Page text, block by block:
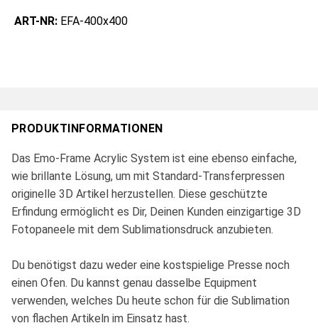
ART-NR: EFA-400x400
PRODUKTINFORMATIONEN
Das Emo-Frame Acrylic System ist eine ebenso einfache,
wie brillante Lösung, um mit Standard-Transferpressen
originelle 3D Artikel herzustellen. Diese geschützte
Erfindung ermöglicht es Dir, Deinen Kunden einzigartige 3D
Fotopaneele mit dem Sublimationsdruck anzubieten.
Du benötigst dazu weder eine kostspielige Presse noch
einen Ofen. Du kannst genau dasselbe Equipment
verwenden, welches Du heute schon für die Sublimation
von flachen Artikeln im Einsatz hast.